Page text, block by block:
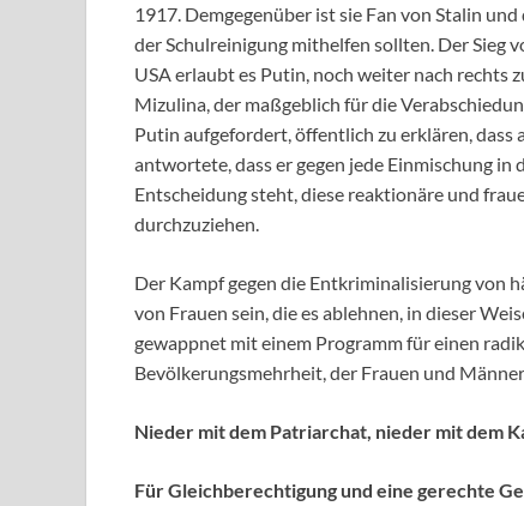
1917. Demgegenüber ist sie Fan von Stalin
der Schulreinigung mithelfen sollten. Der Sieg
USA erlaubt es Putin, noch weiter nach rechts
Mizulina, der maßgeblich für die
Putin aufgefordert, öffentlich zu erklären,
antwortete, dass er gegen jede Einmischung
Entscheidung steht, diese reaktionäre und
durchzuziehen.
Der Kampf gegen die Entkriminalisierung von
von Frauen sein, die es ablehnen, in dieser
gewappnet mit einem Programm für einen
Bevölkerungsmehrheit, der Frauen und
Nieder mit dem Patriarchat, nieder mit dem
Für Gleichberechtigung und eine gerechte